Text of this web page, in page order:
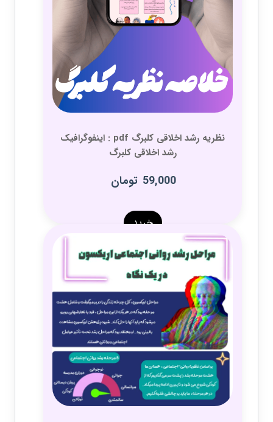
نظریه رشد اخلاقی کلبرگ pdf : اینفوگرافیک
رشد اخلاقی کلبرگ
59,000 تومان
خرید